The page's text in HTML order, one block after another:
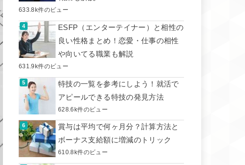
633.8k件のビュー
ESFP（エンターテイナー）と相性の
良い性格まとめ！恋愛・仕事の相性
や向いてる職業も解説
631.9k件のビュー
特技の一覧を参考にしよう！就活で
アピールできる特技の発見方法
628.6k件のビュー
賞与は平均で何ヶ月分？計算方法と
ボーナス支給額に増減のトリック
610.8k件のビュー